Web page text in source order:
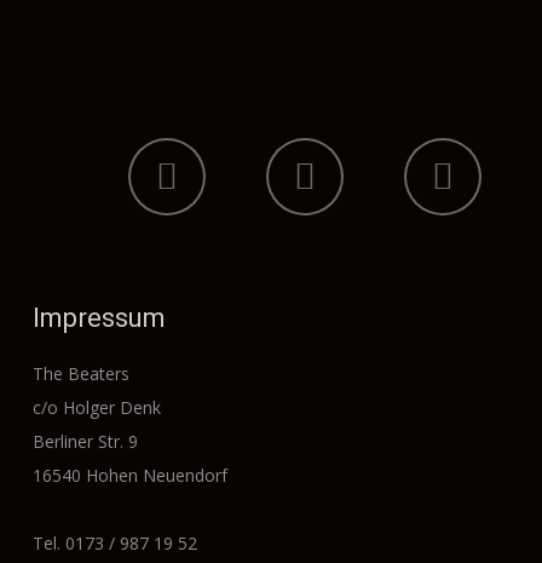
Impressum
The Beaters
c/o Holger Denk
Berliner Str. 9
16540 Hohen Neuendorf
Tel. 0173 / 987 19 52